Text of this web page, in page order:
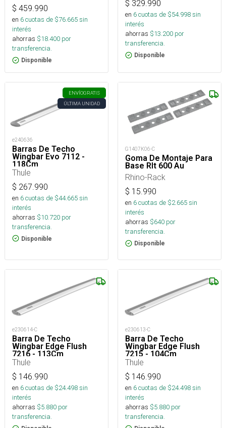
$ 459.990
en 6cuotas de $76.665sin
interés
ahorras $18.400 por
transferencia.
Disponible
$ 329.990
en 6cuotas de $54.998sin
interés
ahorras $13.200 por
transferencia.
Disponible
ENVÍOGRATIS
ÚLTIMA UNIDAD
e240636
Barras De Techo
Wingbar Evo 7112 -
118Cm
Thule
$ 267.990
en 6cuotas de $44.665sin
interés
ahorras $10.720 por
transferencia.
Disponible
G1407K06-C
Goma De Montaje Para
Base Rlt 600 Au
Rhino-Rack
$ 15.990
en 6cuotas de $2.665sin
interés
ahorras $640 por
transferencia.
Disponible
e230614-C
Barra De Techo
Wingbar Edge Flush
7216 - 113Cm
Thule
$ 146.990
en 6cuotas de $24.498sin
interés
ahorras $5.880 por
transferencia.
e230613-C
Barra De Techo
Wingbar Edge Flush
7215 - 104Cm
Thule
$ 146.990
en 6cuotas de $24.498sin
interés
ahorras $5.880 por
transferencia.